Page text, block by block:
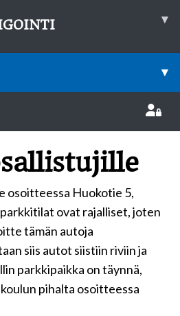
▾
▾
osoitteessa Huokotie 5,
ovat rajalliset, joten
tämän autoja
siis autot siistiin riviin ja
parkkipaikka on täynnä,
pihalta osoitteessa